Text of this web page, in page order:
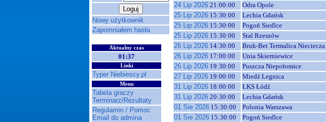
Nowy użytkownik
Zapomniałem hasła
Aktualny czas
01:37
Linki
Typer Niebiescy.pl
Menu
Tabela graczy
Terminarz/Rezultaty
Regulamin / Pomoc
Email do admina
24 Lip 2026 21:00:00 Odra Opole
25 Lip 2026 15:30:00 Lechia Gdańsk
25 Lip 2026 15:30:00 Pogoń Siedlce
25 Lip 2026 15:30:00 Stal Rzeszów
26 Lip 2026 14:30:00 Bruk-Bet Termalica Nieciecza
26 Lip 2026 17:00:00 Unia Skierniewice
26 Lip 2026 19:30:00 Puszcza Niepołomice
27 Lip 2026 19:00:00 Miedź Legnica
31 Lip 2026 18:00:00 ŁKS Łódź
31 Lip 2026 20:30:00 Lechia Gdańsk
01 Sie 2026 15:30:00 Polonia Warszawa
01 Sie 2026 15:30:00 Pogoń Siedlce